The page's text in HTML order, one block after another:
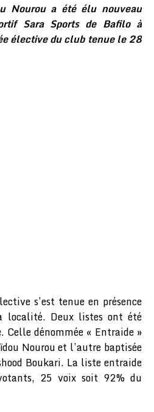
Nourou a été élu nouveau
Sara Sports de Bafilo à
élective du club tenue le 28
s’est tenue en présence
Deux listes ont été
Celle dénommée « Entraide »
Nourou et l’autre baptisée
Boukari. La liste entraide
25 voix soit 92% du